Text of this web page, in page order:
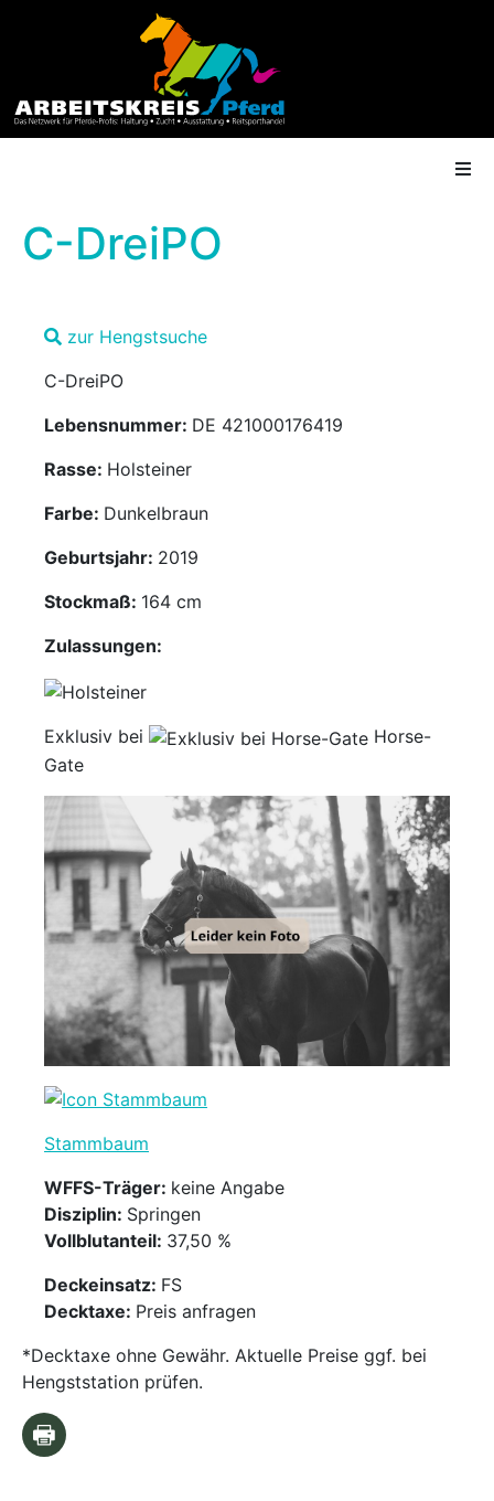
Termine
Gütesiegel
Mediathek
Partner
Account
C-DreiPO
zur Hengstsuche
C-DreiPO
Lebensnummer: DE 421000176419
Rasse: Holsteiner
Farbe: Dunkelbraun
Geburtsjahr: 2019
Stockmaß: 164 cm
Zulassungen:
Exklusiv bei
Horse-
Gate
Stammbaum
WFFS-Träger: keine Angabe
Disziplin: Springen
Vollblutanteil: 37,50 %
Deckeinsatz: FS
Decktaxe: Preis anfragen
*Decktaxe ohne Gewähr. Aktuelle Preise ggf. bei
Hengststation prüfen.